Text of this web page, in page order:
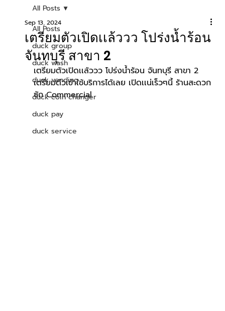
All Posts
duck group
duck wash
duck vending
duck coin changer
duck pay
duck service
All Posts
เตรียมตัวเปิดเเล้ววว โปร่งน้ำร้อน
จันทบุรี สาขา 2
Sep 13, 2024
เตรียมตัวเปิดเเล้ววว โปร่งน้ำร้อน จันทบุรี สาขา 2
เตรียมตัวเข้าใช้บริการได้เลย เปิดเเน่เร็วๆนี้ ร้านสะดวก
ซัก Commercial